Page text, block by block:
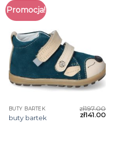
Promocja!
BUTY BARTEK
buty bartek
zł197.00
zł141.00